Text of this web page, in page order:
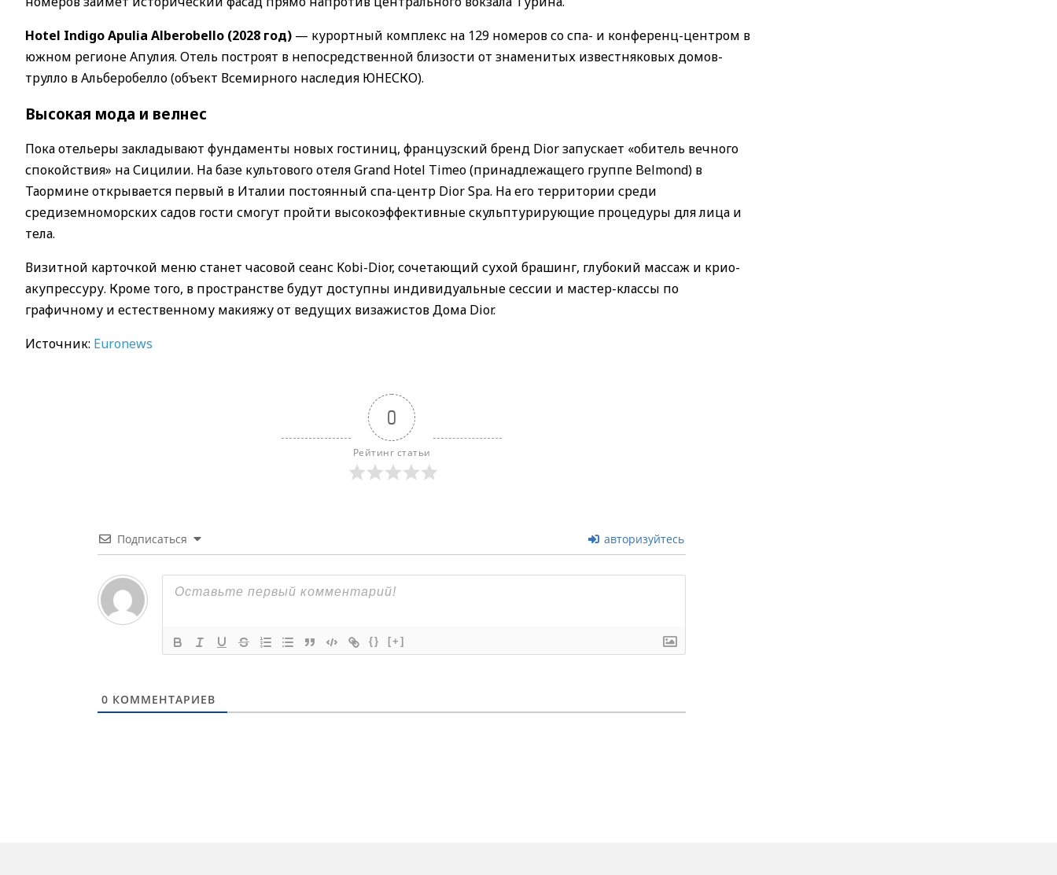
Hotel Indigo Apulia Alberobello (2028 год) — курортный комплекс на 129 номеров со спа- и конференц-центром в
южном регионе Апулия. Отель построят в непосредственной близости от знаменитых известняковых домов-
трулло в Альберобелло (объект Всемирного наследия ЮНЕСКО).
Высокая мода и велнес
Пока отельеры закладывают фундаменты новых гостиниц, французский бренд Dior запускает «обитель вечного
спокойствия» на Сицилии. На базе культового отеля Grand Hotel Timeo (принадлежащего группе Belmond) в
Таормине открывается первый в Италии постоянный спа-центр Dior Spa. На его территории среди
средиземноморских садов гости смогут пройти высокоэффективные скульптурирующие процедуры для лица и
тела.
Визитной карточкой меню станет часовой сеанс Kobi-Dior, сочетающий сухой брашинг, глубокий массаж и крио-
акупрессуру. Кроме того, в пространстве будут доступны индивидуальные сессии и мастер-классы по
графичному и естественному макияжу от ведущих визажистов Дома Dior.
Источник: Euronews
0
Рейтинг статьи
Подписаться авторизуйтесь
{} [+]
0 КОММЕНТАРИЕВ